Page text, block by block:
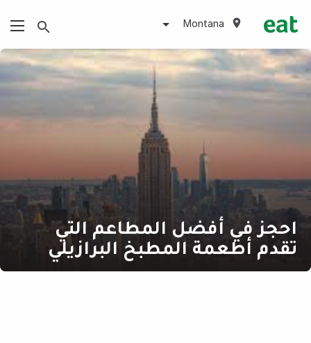
Montana
احجز في أفضل المطاعم التي
تقدم أطعمة المطبخ البرازيلي